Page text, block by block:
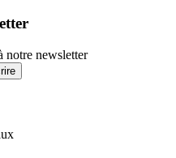
notre newsletter